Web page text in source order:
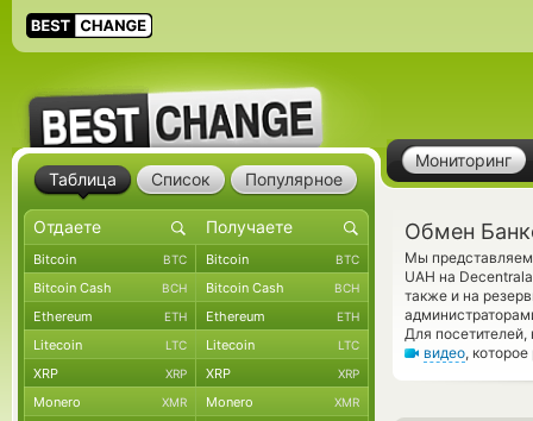
Мониторинг
Обмен
Мы представляем
UAH на
также и на
Для
видео,
Таблица Список Популярное
Bitcoin BTC Bitcoin BTC
Bitcoin Cash BCH Bitcoin Cash BCH
Ethereum ETH Ethereum ETH
Litecoin LTC Litecoin LTC
XRP XRP XRP XRP
Monero XMR Monero XMR